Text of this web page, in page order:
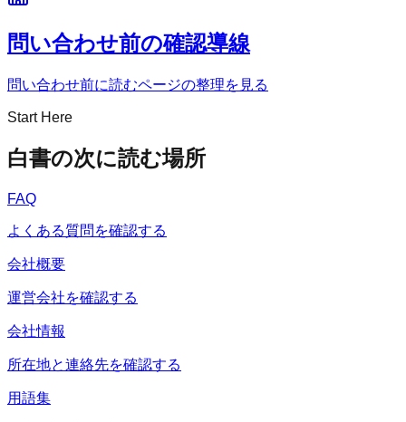
問い合わせ前の確認導線
問い合わせ前に読むページの整理を見る
Start Here
白書の次に読む場所
FAQ
よくある質問を確認する
会社概要
運営会社を確認する
会社情報
所在地と連絡先を確認する
用語集